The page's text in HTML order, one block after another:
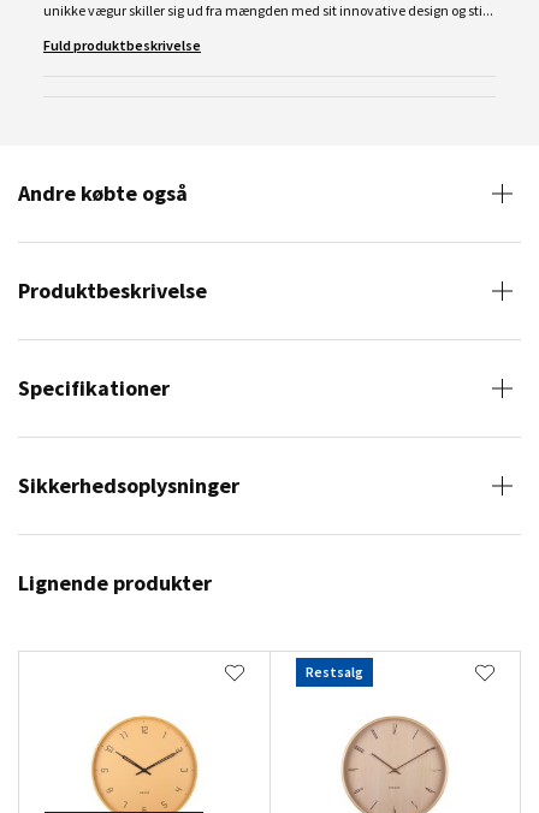
unikke vægur skiller sig ud fra mængden med sit innovative design og sti...
Fuld produktbeskrivelse
Andre købte også
Produktbeskrivelse
Specifikationer
Sikkerhedsoplysninger
Lignende produkter
Restsalg